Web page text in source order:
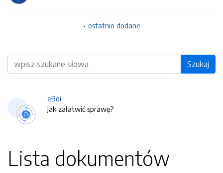
ostatnio dodane
Wyszukiwarka Szukaj
eBoi
Jak załatwić sprawę?
Lista dokumentów